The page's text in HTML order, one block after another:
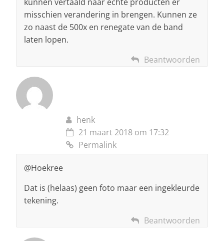
misschien verandering in brengen. Kunnen ze
zo naast de 500x en renegate van de band
laten lopen.
Beantwoorden
henk
21 maart 2018 om 17:32
Permalink
@Hoekree
Dat is (helaas) geen foto maar een ingekleurde
tekening.
Beantwoorden